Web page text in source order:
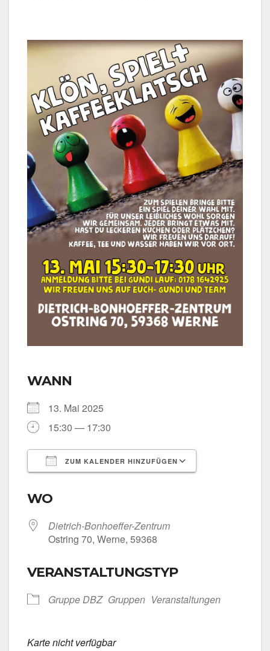
WANN
13. Mai 2025
15:30 — 17:30
ZUM KALENDER HINZUFÜGEN
WO
Dietrich-Bonhoeffer-Zentrum
Ost­ring 70, Wer­ne, 59368
VERANSTALTUNGSTYP
Grup­pe DBZ Grup­pen Ver­an­stal­tun­gen
Kar­te nicht ver­füg­bar